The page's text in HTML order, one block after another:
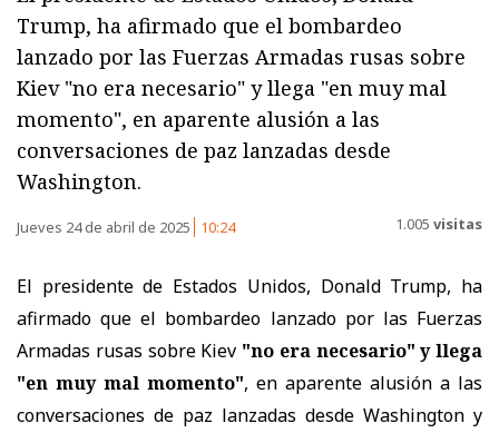
Trump, ha afirmado que el bombardeo
lanzado por las Fuerzas Armadas rusas sobre
Kiev "no era necesario" y llega "en muy mal
momento", en aparente alusión a las
conversaciones de paz lanzadas desde
Washington.
Jueves 24 de abril de 2025 10:24 1.005 visitas
El presidente de Estados Unidos, Donald Trump, ha
afirmado que el bombardeo lanzado por las Fuerzas
Armadas rusas sobre Kiev "no era necesario" y llega
"en muy mal momento", en aparente alusión a las
conversaciones de paz lanzadas desde Washington y